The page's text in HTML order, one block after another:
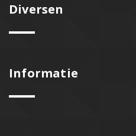
Diversen
Informatie